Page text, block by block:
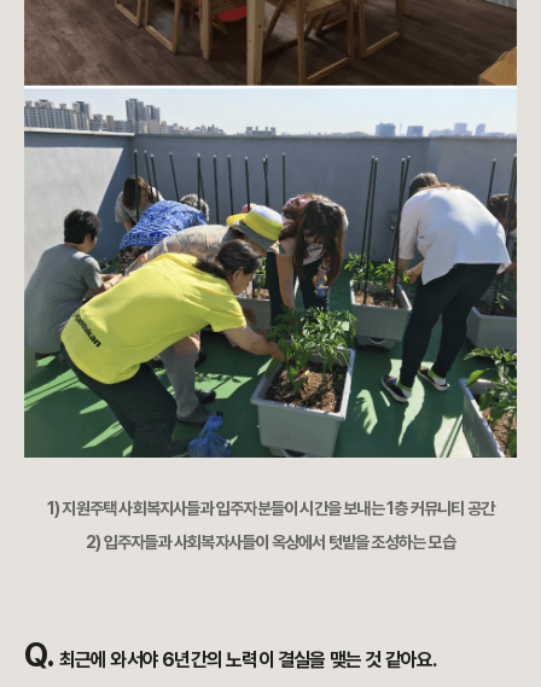
1) 지원주택 사회복지사들과 입주자분들이 시간을 보내는 1층 커뮤니티 공간
2) 입주자들과 사회복자사들이 옥상에서 텃밭을 조성하는 모습
Q. 최근에 와서야 6년간의 노력이 결실을 맺는 것 같아요.